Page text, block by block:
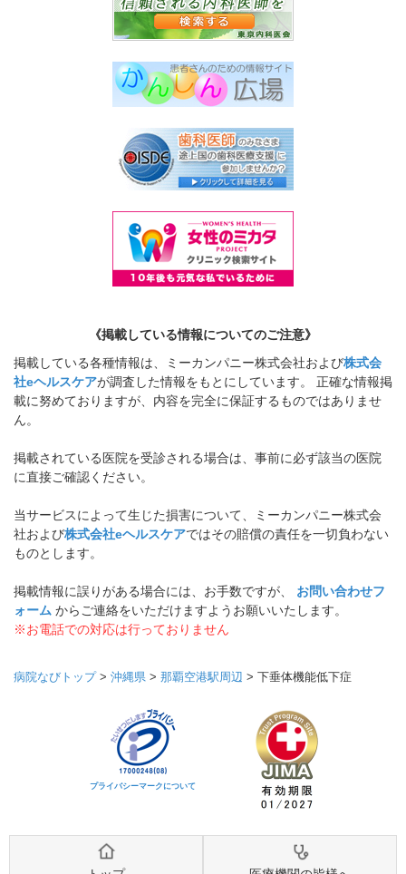
《掲載している情報についてのご注意》
掲載している各種情報は、ミーカンパニー株式会社および株式会
社eヘルスケアが調査した情報をもとにしています。 正確な情報掲
載に努めておりますが、内容を完全に保証するものではありませ
ん。
掲載されている医院を受診される場合は、事前に必ず該当の医院
に直接ご確認ください。
当サービスによって生じた損害について、ミーカンパニー株式会
社および株式会社eヘルスケアではその賠償の責任を一切負わない
ものとします。
掲載情報に誤りがある場合には、お手数ですが、 お問い合わせフ
ォーム からご連絡をいただけますようお願いいたします。
※お電話での対応は行っておりません
病院なびトップ> 沖縄県 > 那覇空港駅周辺 > 下垂体機能低下症
プライバシーマークについて